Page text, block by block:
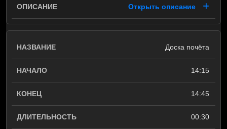
Открыть описание
Доска почёта
14:15
14:45
00:30